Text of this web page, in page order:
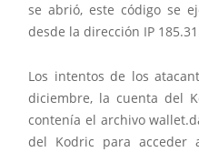
se abrió, este código se
desde la dirección IP
Los intentos de los
diciembre, la cuenta del
contenía el archivo
del Kodric para acceder